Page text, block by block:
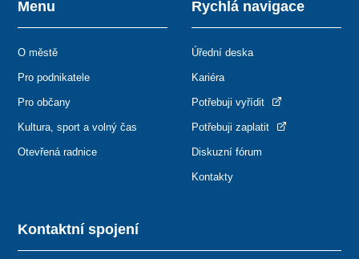
Kontaktní spojení
Menu
O městě
Pro podnikatele
Pro občany
Kultura, sport a volný čas
Otevřená radnice
Rychlá navigace
Úřední deska
Kariéra
Potřebuji vyřídit
Potřebuji zaplatit
Diskuzní fórum
Kontakty